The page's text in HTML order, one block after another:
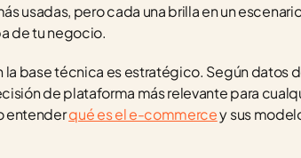
usadas, pero cada una brilla en un
de tu negocio.
base técnica es estratégico. Según datos
de plataforma más relevante para
entender qué es el e-commerce y sus